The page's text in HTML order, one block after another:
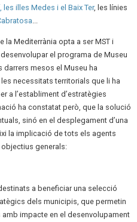
illes Medes i el Baix Ter, les línies
...
la Mediterrània opta a ser MST i
el programa de Museu
darrers mesos el Museu ha
necessitats territorials que li ha
a l’establiment d’estratègies
ha constatat però, que la solució
sinó en el desplegament d’una
la implicació de tots els agents
generals:
a beneficiar una selecció
dels municipis, que permetin
impacte en el desenvolupament